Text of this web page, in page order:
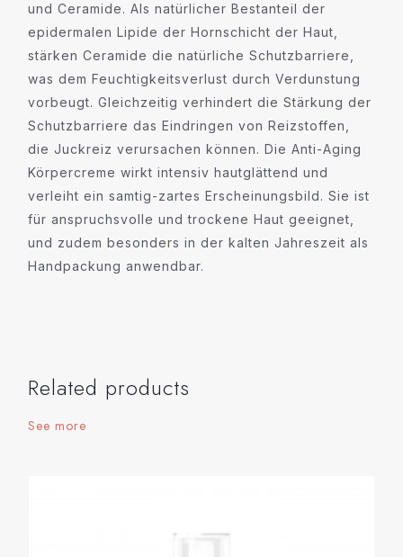
und Ceramide. Als natürlicher Bestanteil der
epidermalen Lipide der Hornschicht der Haut,
stärken Ceramide die natürliche Schutzbarriere,
was dem Feuchtigkeitsverlust durch Verdunstung
vorbeugt. Gleichzeitig verhindert die Stärkung der
Schutzbarriere das Eindringen von Reizstoffen,
die Juckreiz verursachen können. Die Anti-Aging
Körpercreme wirkt intensiv hautglättend und
verleiht ein samtig-zartes Erscheinungsbild. Sie ist
für anspruchsvolle und trockene Haut geeignet,
und zudem besonders in der kalten Jahreszeit als
Handpackung anwendbar.
Related products
See more